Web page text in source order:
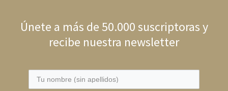
Únete a más de 50.000 suscriptoras y
recibe nuestra newsletter